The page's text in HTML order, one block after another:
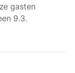
gasten
9.3.